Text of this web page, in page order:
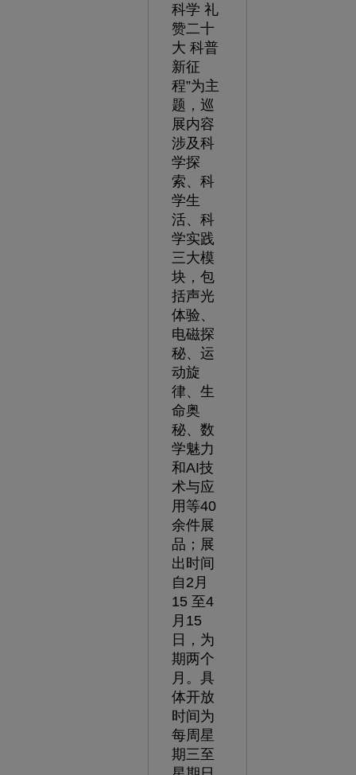
科学 礼
赞二十
大 科普
新征
程”为主
题，巡
展内容
涉及科
学探
索、科
学生
活、科
学实践
三大模
块，包
括声光
体验、
电磁探
秘、运
动旋
律、生
命奥
秘、数
学魅力
和AI技
术与应
用等40
余件展
品；展
出时间
自2月
15 至4
月15
日，为
期两个
月。具
体开放
时间为
每周星
期三至